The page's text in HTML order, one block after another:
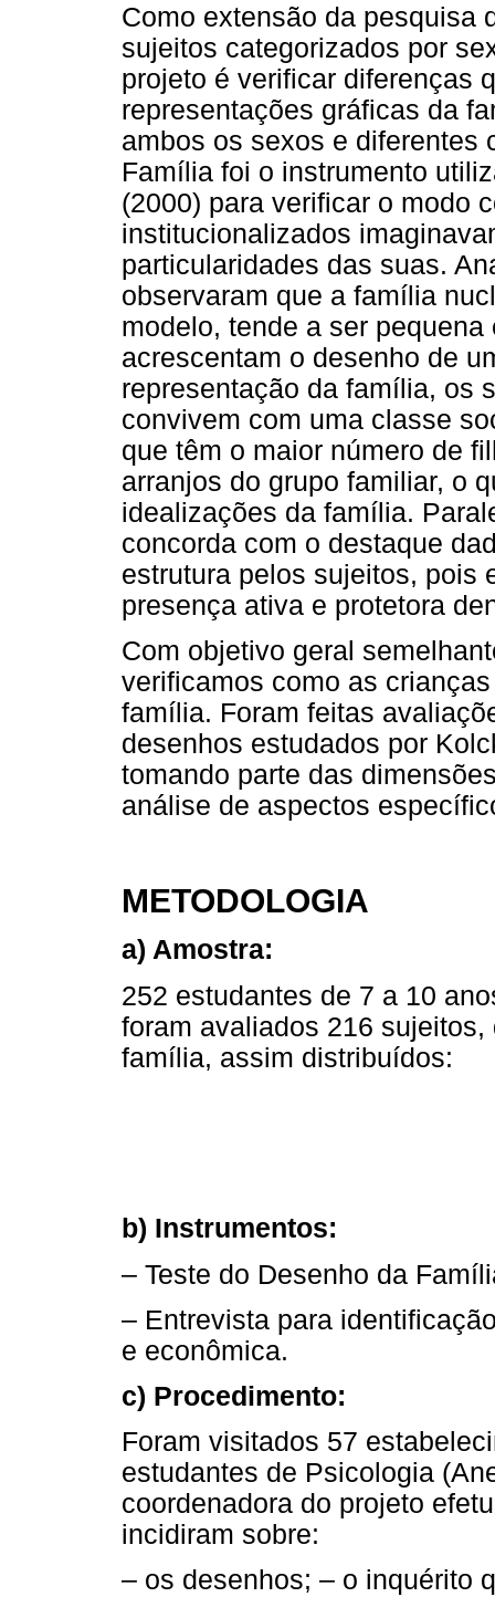
Como extensão da pesquisa
sujeitos categorizados por
projeto é verificar diferenças
representações gráficas da
ambos os sexos e diferentes
Família foi o instrumento
(2000) para verificar o modo
institucionalizados
particularidades das suas.
observaram que a família
modelo, tende a ser
acrescentam o desenho de
representação da família, os
convivem com uma classe
que têm o maior número de
arranjos do grupo familiar, o
idealizações da família.
concorda com o destaque
estrutura pelos sujeitos, pois
presença ativa e protetora
Com objetivo geral
verificamos como as
família. Foram feitas
desenhos estudados por
tomando parte das
análise de aspectos
METODOLOGIA
a) Amostra:
252 estudantes de 7 a 10
foram avaliados 216
família, assim distribuídos:
b) Instrumentos:
– Teste do Desenho da
– Entrevista para
e econômica.
c) Procedimento:
Foram visitados 57
estudantes de Psicologia
coordenadora do projeto
incidiram sobre:
– os desenhos; – o inquérito